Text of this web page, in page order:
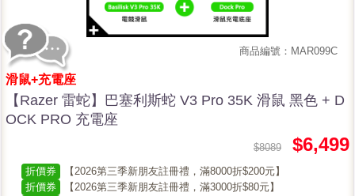
商品編號：MAR099C
滑鼠+充電座
【Razer 雷蛇】巴塞利斯蛇 V3 Pro 35K 滑鼠 黑色 + D
OCK PRO 充電座
$8089 $6,499
折價券
【2026第三季新朋友註冊禮，滿8000折$200元】
折價券
【2026第三季新朋友註冊禮，滿3000折$80元】